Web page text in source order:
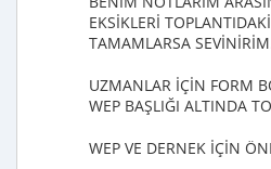
EKSİKLERİ
TAMAMLARSA
UZMANLAR İÇİN FORM
WEP BAŞLIĞI ALTINDA
WEP VE DERNEK İÇİN